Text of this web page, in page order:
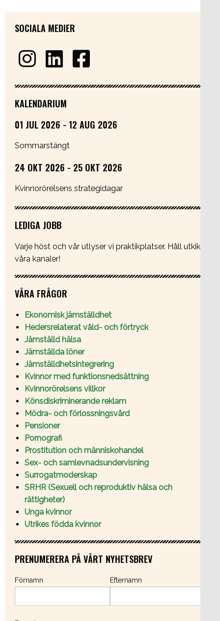
SOCIALA MEDIER
KALENDARIUM
01 JUL 2026 - 12 AUG 2026
Sommarstängt
24 OKT 2026 - 25 OKT 2026
Kvinnorörelsens strategidagar
LEDIGA JOBB
Varje höst och vår utlyser vi praktikplatser. Håll utkik i
våra kanaler!
VÅRA FRÅGOR
Ekonomisk jämställdhet
Hedersrelaterat våld- och förtryck
Jämställd hälsa
Jämställda löner
Jämställdhetsintegrering
Kvinnor med funktionsnedsättning
Kvinnorörelsens villkor
Könsdiskriminerande reklam
Mödra- och förlossningsvård
Pensioner
Pornografi
Prostitution och människohandel
Sex- och samlevnadsundervisning
Surrogatmoderskap
SRHR (Sexuell och reproduktiv hälsa och
rättigheter)
Unga kvinnor
Utrikes födda kvinnor
PRENUMERERA PÅ VÅRT NYHETSBREV
Förnamn Efternamn